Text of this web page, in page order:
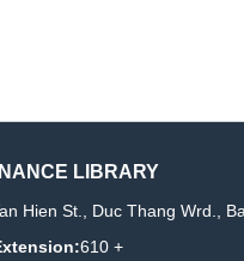
LIBRARY
Hien St., Duc Thang Wrd.,
610 +